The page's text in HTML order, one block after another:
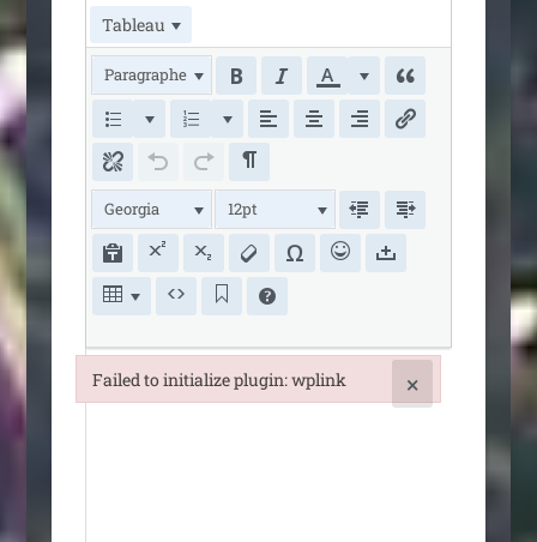
Tableau
Paragraphe
Georgia 12pt
Failed to initialize plugin: wplink ×
Failed to initialize plugin: wplink